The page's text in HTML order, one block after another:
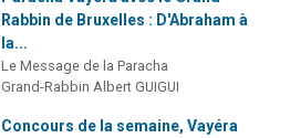
Rabbin de Bruxelles : D'Abraham à
la...
Le Message de la Paracha
Grand-Rabbin Albert GUIGUI
Concours de la semaine, Vayéra